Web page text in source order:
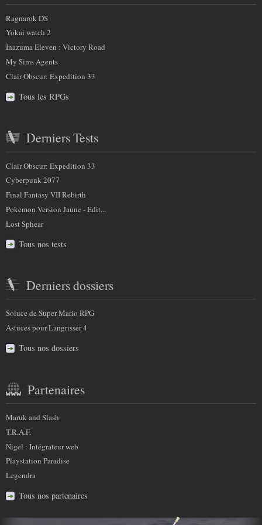
:nous
et
partenaires
Ragnarok DS
Yokai watch 2
Inazuma Eleven : Victory Road
My Sims Agents
Clair Obscur: Expedition 33
Tous les RPGs
Derniers Tests
Clair Obscur: Expedition 33
Cyberpunk 2077
Final Fantasy VII Rebirth
Pokemon Version Jaune - Edit...
Lost Sphear
Tous nos tests
Derniers dossiers
Soluce de Super Mario RPG
Astuces pour Langrisser 4
Tous nos dossiers
Partenaires
Maruk and Slash
T.R.A.F.
Nigel : Intégrateur web
Playstation Paradise
Legendra
Tous nos partenaires